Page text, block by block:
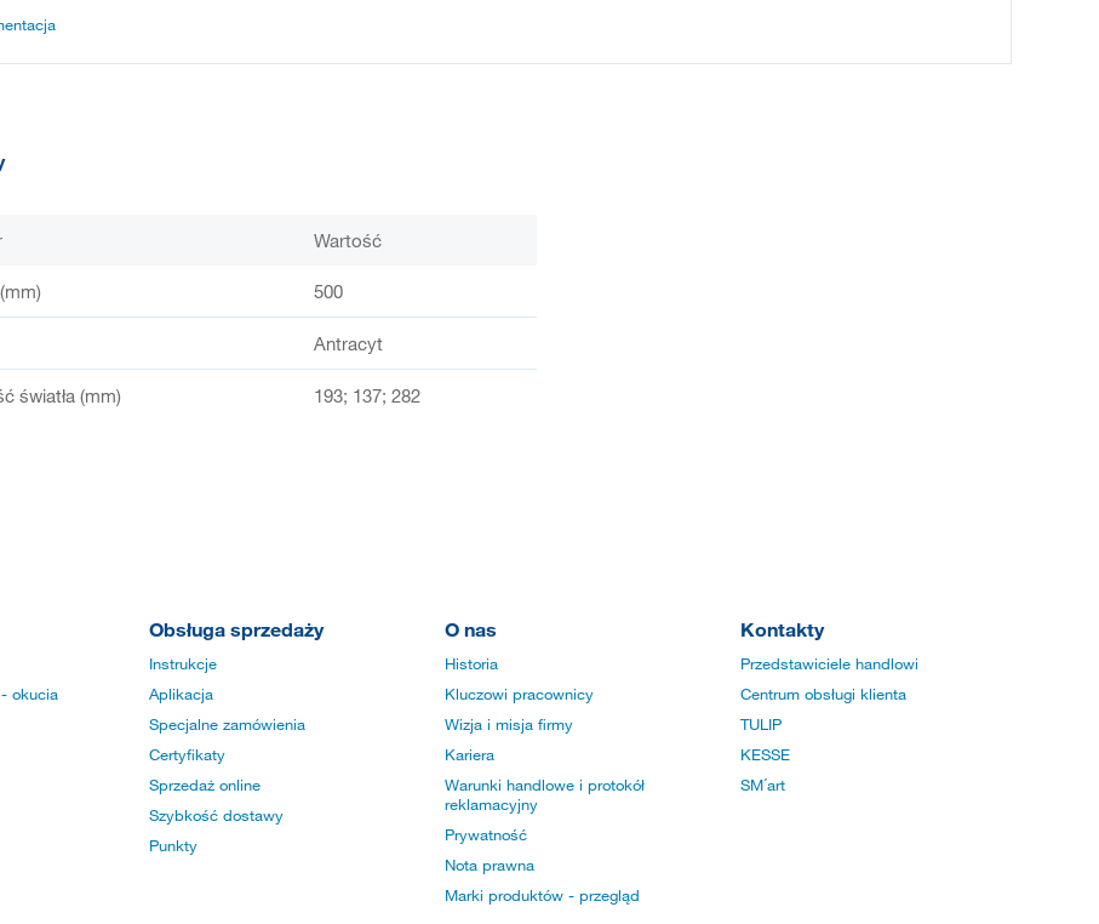
Wartość
500
Antracyt
światła (mm) 193; 137; 282
okucia
Obsługa sprzedaży
Instrukcje
Aplikacja
Specjalne zamówienia
Certyfikaty
Sprzedaż online
Szybkość dostawy
Punkty
O nas
Historia
Kluczowi pracownicy
Wizja i misja firmy
Kariera
Warunki handlowe i protokół
reklamacyjny
Prywatność
Nota prawna
Marki produktów - przegląd
Kontakty
Przedstawiciele handlowi
Centrum obsługi klienta
TULIP
KESSE
SM´art